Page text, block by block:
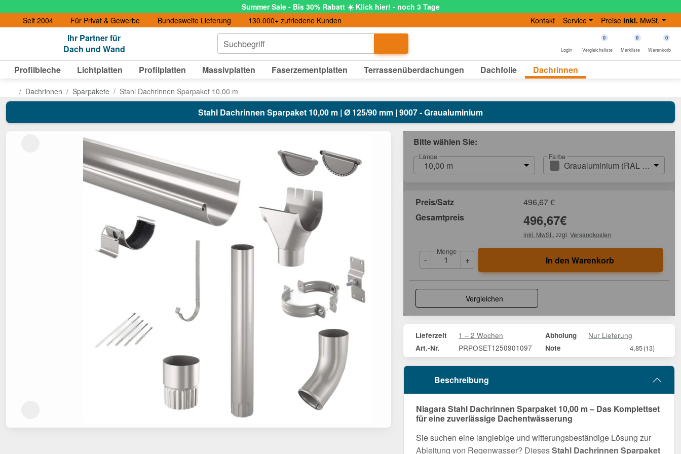
Summer Sale - Bis 30% Rabatt ☀️ Klick hier! - noch 3 Tage
Seit 2004
Für Privat & Gewerbe Bundesweite Lieferung 130.000+ zufriedene Kunden Kontakt Service Preise inkl. MwSt.
Ihr Partner für
Dach und Wand
Suchbegriff
Login
0
Vergleichsliste
0
Merkliste
0
Warenkorb
Profilbleche Lichtplatten Profilplatten Massivplatten Faserzementplatten Terrassenüberdachungen Dachfolie Dachrinnen
Dachrinnen Sparpakete Stahl Dachrinnen Sparpaket 10,00 m
Stahl Dachrinnen Sparpaket 10,00 m | Ø 125/90 mm | 9007 - Graualuminium
Bitte wählen Sie:
Länge
10,00 m
Farbe
Graualuminium (RAL 9007)
Preis/Satz 496,67€
Gesamtpreis
496,67€
inkl. MwSt. , zzgl.Versandkosten
-
Menge
+ In den Warenkorb
Vergleichen
Lieferzeit 1 – 2 Wochen Abholung Nur Lieferung
Art.-Nr. PRPOSET1250901097 Note 4,85(13)
Beschreibung
Niagara Stahl Dachrinnen Sparpaket 10,00 m – Das Komplettset
für eine zuverlässige Dachentwässerung
Sie suchen eine langlebige und witterungsbeständige Lösung zur
Ableitung von Regenwasser? DiesesStahl Dachrinnen Sparpaket